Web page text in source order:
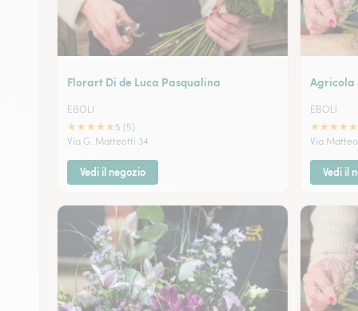
Florart Di de Luca Pasqualina
EBOLI
★★★★★ 5 (5)
Via G. Matteotti 34
Vedi il negozio
Agricola
EBOLI
★★★★★
Via
Vedi il